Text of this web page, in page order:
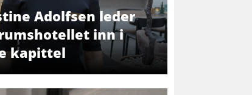
Adolfsen leder
inn i
kapittel